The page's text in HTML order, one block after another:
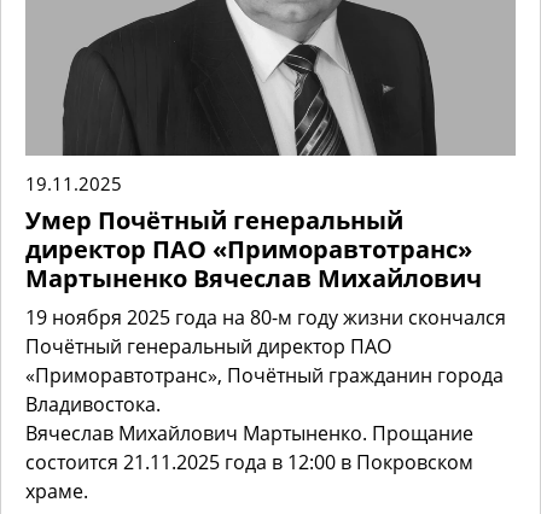
19.11.2025
Умер Почётный генеральный
директор ПАО «Приморавтотранс»
Мартыненко Вячеслав Михайлович
19 ноября 2025 года на 80-м году жизни скончался
Почётный генеральный директор ПАО
«Приморавтотранс», Почётный гражданин города
Владивостока.
Вячеслав Михайлович Мартыненко. Прощание
состоится 21.11.2025 года в 12:00 в Покровском
храме.